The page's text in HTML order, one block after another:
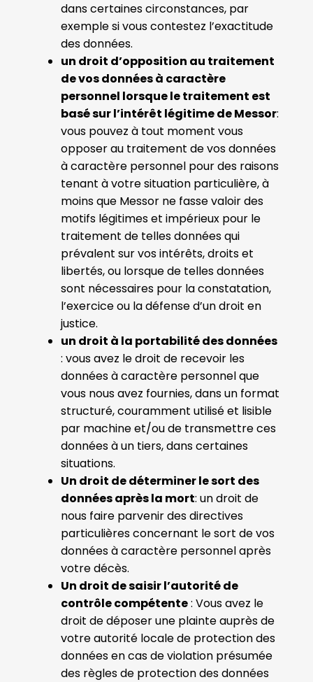
dans certaines circonstances, par
exemple si vous contestez l’exactitude
des données.
un droit d’opposition au traitement
de vos données à caractère
personnel lorsque le traitement est
basé sur l’intérêt légitime de Messor:
vous pouvez à tout moment vous
opposer au traitement de vos données
à caractère personnel pour des raisons
tenant à votre situation particulière, à
moins que Messor ne fasse valoir des
motifs légitimes et impérieux pour le
traitement de telles données qui
prévalent sur vos intérêts, droits et
libertés, ou lorsque de telles données
sont nécessaires pour la constatation,
l’exercice ou la défense d’un droit en
justice.
un droit à la portabilité des données
: vous avez le droit de recevoir les
données à caractère personnel que
vous nous avez fournies, dans un format
structuré, couramment utilisé et lisible
par machine et/ou de transmettre ces
données à un tiers, dans certaines
situations.
Un droit de déterminer le sort des
données après la mort: un droit de
nous faire parvenir des directives
particulières concernant le sort de vos
données à caractère personnel après
votre décès.
Un droit de saisir l’autorité de
contrôle compétente: Vous avez le
droit de déposer une plainte auprès de
votre autorité locale de protection des
données en cas de violation présumée
des règles de protection des données